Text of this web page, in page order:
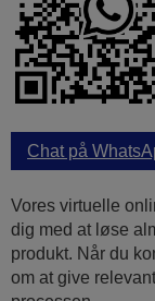
Chat på
Vores virtuelle
dig med at løse
produkt. Når du
om at give